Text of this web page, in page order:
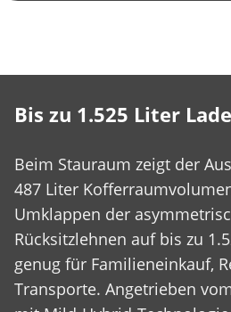
Bis zu 1.525 Liter
Beim Stauraum zeigt der
487 Liter
Umklappen der
Rücksitzlehnen auf bis zu
genug für Familieneinkauf,
Transporte. Angetrieben